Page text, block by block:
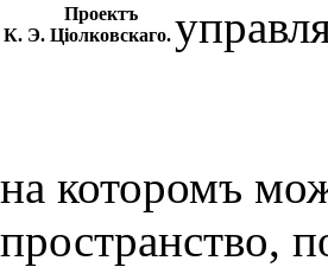
Проектъ
К. Э. Цiолковскаго.
на которомъ
пространство,